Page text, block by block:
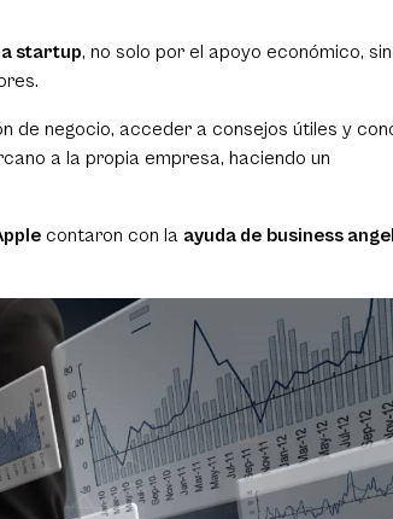
startup, no solo por el apoyo económico,
de negocio, acceder a consejos útiles y
a la propia empresa, haciendo un
contaron con la ayuda de business